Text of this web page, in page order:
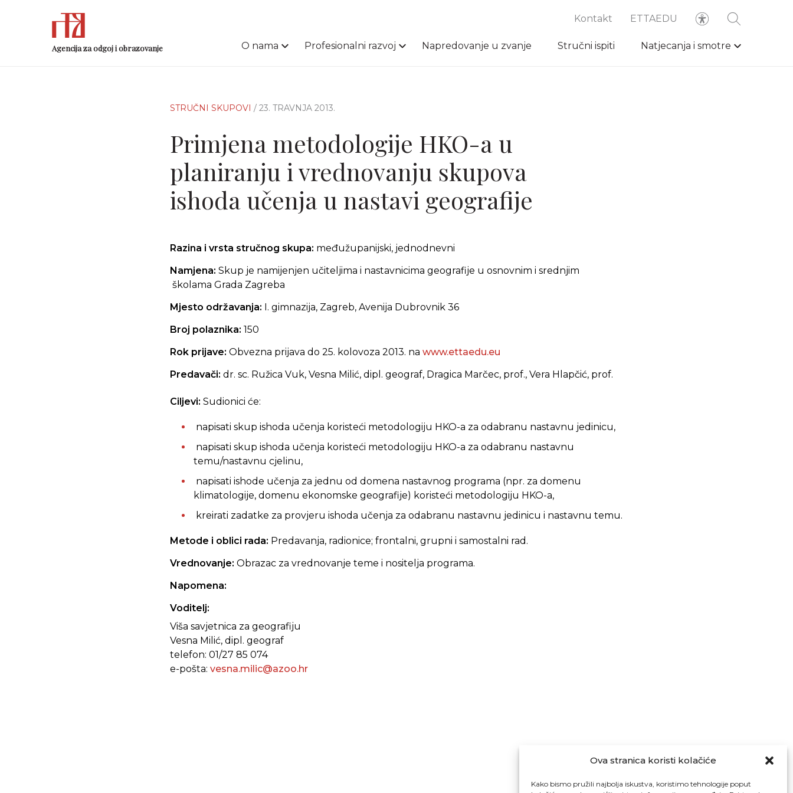
Ova stranica koristi kolačiće
Kako bismo pružili najbolja iskustva, koristimo tehnologije poput
Agencija za odgoj i obrazovanje
Kontakt ETTAEDU
O nama Profesionalni razvoj Napredovanje u zvanje Stručni ispiti Natjecanja i smotre
STRUČNI SKUPOVI / 23. TRAVNJA 2013.
Primjena metodologije HKO-a u
planiranju i vrednovanju skupova
ishoda učenja u nastavi geografije
Razina i vrsta stručnog skupa: međužupanijski, jednodnevni
Namjena: Skup je namijenjen učiteljima i nastavnicima geografije u osnovnim i srednjim
školama Grada Zagreba
Mjesto održavanja: I. gimnazija, Zagreb, Avenija Dubrovnik 36
Broj polaznika: 150
Rok prijave: Obvezna prijava do 25. kolovoza 2013. na www.ettaedu.eu
Predavači: dr. sc. Ružica Vuk, Vesna Milić, dipl. geograf, Dragica Marčec, prof., Vera Hlapčić, prof.
Ciljevi: Sudionici će:
napisati skup ishoda učenja koristeći metodologiju HKO-a za odabranu nastavnu jedinicu,
napisati skup ishoda učenja koristeći metodologiju HKO-a za odabranu nastavnu
temu/nastavnu cjelinu,
napisati ishode učenja za jednu od domena nastavnog programa (npr. za domenu
klimatologije, domenu ekonomske geografije) koristeći metodologiju HKO-a,
kreirati zadatke za provjeru ishoda učenja za odabranu nastavnu jedinicu i nastavnu temu.
Metode i oblici rada: Predavanja, radionice; frontalni, grupni i samostalni rad.
Vrednovanje: Obrazac za vrednovanje teme i nositelja programa.
Napomena:
Voditelj:
Viša savjetnica za geografiju
Vesna Milić, dipl. geograf
telefon: 01/27 85 074
e-pošta: vesna.milic@azoo.hr